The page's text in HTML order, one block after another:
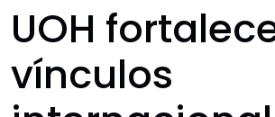
UOH
vínculos